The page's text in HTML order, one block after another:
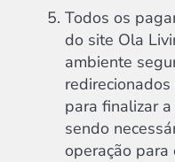
Todos os
do site Ola
ambiente
para finalizar
sendo
operação para